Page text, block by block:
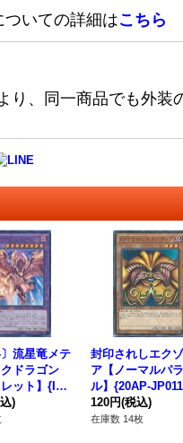
いての詳細はこちら
、同一商品でも外装
〕流星竜メテ
ドラゴン
ット】{INO
融合》
)
封印されしエク
ア【ノーマルパ
ル】{20AP-
《モンスター》
120円(税込)
在庫数 14枚